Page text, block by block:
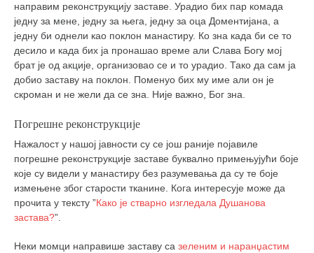
направим реконструкцију заставе. Урадио бих пар комада
једну за мене, једну за њега, једну за оца Доментијана, а
једну би однели као поклон манастиру. Ко зна када би се то
десило и када бих ја пронашао време али Слава Богу мој
брат је од акције, организовао се и то урадио. Тако да сам ја
добио заставу на поклон. Поменуо бих му име али он је
скроман и не жели да се зна. Није важно, Бог зна.
Погрешне реконструкције
Нажалост у нашој јавности су се још раније појавиле
погрешне реконструкције заставе буквално примењујући боје
које су видели у манастиру без разумевања да су те боје
измењене због старости тканине. Кога интересује може да
прочита у тексту ”Како је стварно изгледала Душанова
застава?”.
Неки момци направише заставу са зеленим и наранџастим